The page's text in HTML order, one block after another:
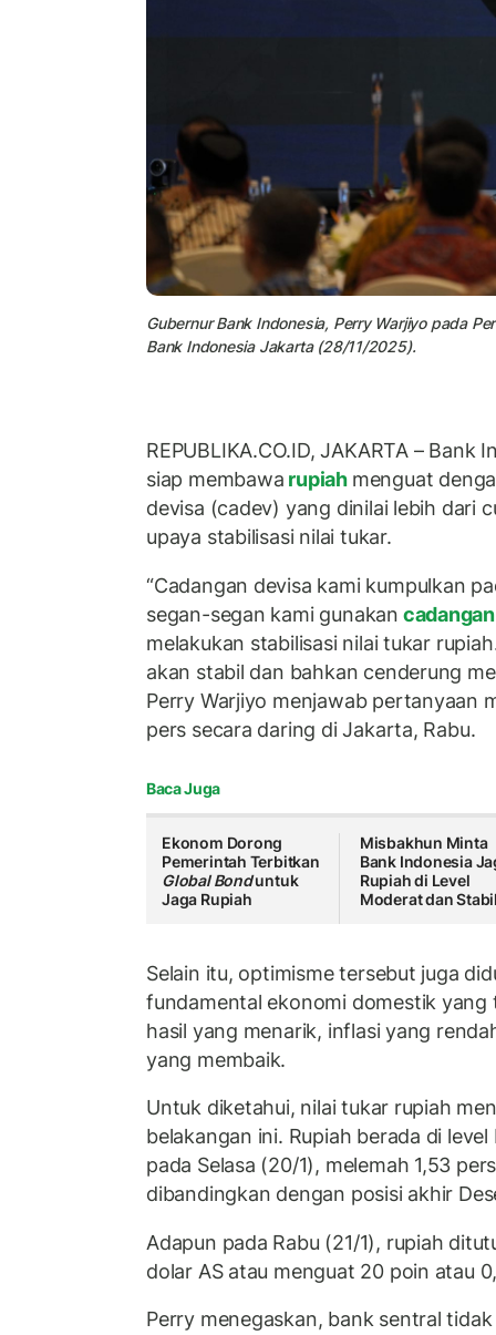
Gubernur Bank Indonesia, Perry Warjiyo pada
Bank Indonesia Jakarta (28/11/2025).
REPUBLIKA.CO.ID, JAKARTA – Bank
siap membawa rupiah menguat
devisa (cadev) yang dinilai lebih dari
upaya stabilisasi nilai tukar.
“Cadangan devisa kami kumpulkan
segan-segan kami gunakan
melakukan stabilisasi nilai tukar
akan stabil dan bahkan cenderung
Perry Warjiyo menjawab pertanyaan
pers secara daring di Jakarta, Rabu.
Baca Juga
Ekonom Dorong
Pemerintah Terbitkan
Global Bonduntuk
Jaga Rupiah
Misbakhun Minta
Bank Indonesia
Rupiah di Level
Moderat dan
Selain itu, optimisme tersebut juga
fundamental ekonomi domestik yang
hasil yang menarik, inflasi yang
yang membaik.
Untuk diketahui, nilai tukar rupiah
belakangan ini. Rupiah berada di
pada Selasa (20/1), melemah 1,53
dibandingkan dengan posisi akhir
Adapun pada Rabu (21/1), rupiah
dolar AS atau menguat 20 poin atau
Perry menegaskan, bank sentral